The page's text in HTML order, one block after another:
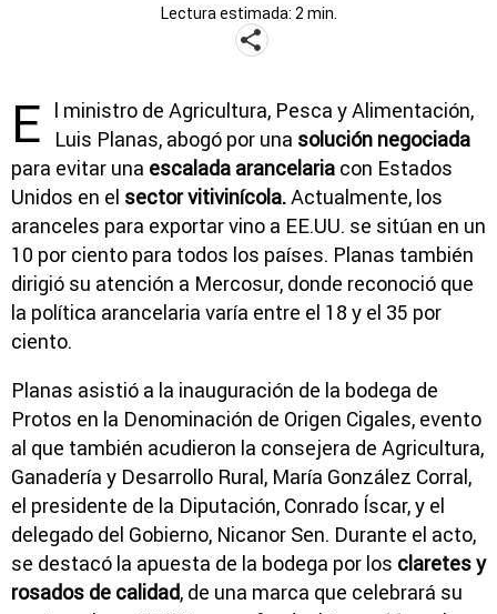
Lectura estimada: 2 min.
E
l ministro de Agricultura, Pesca y Alimentación,
Luis Planas, abogó por una solución negociada
para evitar una escalada arancelaria con Estados
Unidos en el sector vitivinícola.Actualmente, los
aranceles para exportar vino a EE.UU. se sitúan en un
10 por ciento para todos los países. Planas también
dirigió su atención a Mercosur, donde reconoció que
la política arancelaria varía entre el 18 y el 35 por
ciento.
Planas asistió a la inauguración de la bodega de
Protos en la Denominación de Origen Cigales, evento
al que también acudieron la consejera de Agricultura,
Ganadería y Desarrollo Rural, María González Corral,
el presidente de la Diputación, Conrado Íscar, y el
delegado del Gobierno, Nicanor Sen. Durante el acto,
se destacó la apuesta de la bodega por los claretes y
rosados de calidad, de una marca que celebrará su